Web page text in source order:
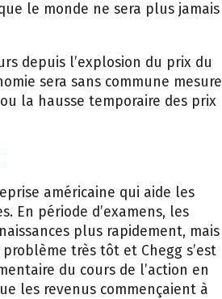
le monde ne sera plus jamais
depuis l’explosion du prix du
sera sans commune mesure
la hausse temporaire des prix
américaine qui aide les
En période d’examens, les
plus rapidement, mais
très tôt et Chegg s’est
du cours de l’action en
les revenus commençaient à